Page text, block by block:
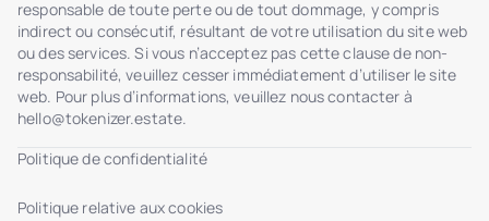
responsable de toute perte ou de tout dommage, y compris
indirect ou consécutif, résultant de votre utilisation du site web
ou des services. Si vous n’acceptez pas cette clause de non-
responsabilité, veuillez cesser immédiatement d’utiliser le site
web. Pour plus d’informations, veuillez nous contacter à
hello@tokenizer.estate.
Politique de confidentialité
Politique relative aux cookies